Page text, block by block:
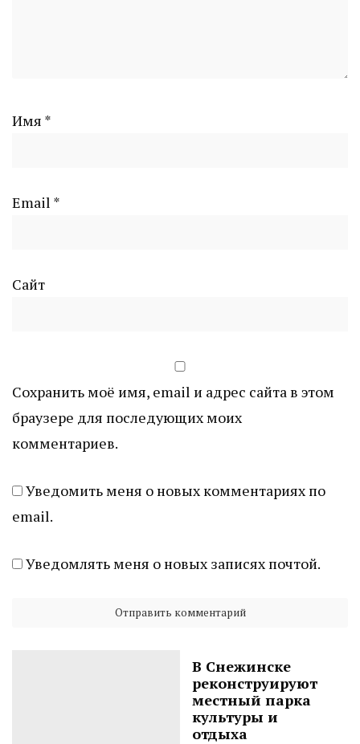
Имя *
Email *
Сайт
Сохранить моё имя, email и адрес сайта в этом
браузере для последующих моих
комментариев.
Уведомить меня о новых комментариях по
email.
Уведомлять меня о новых записях почтой.
В Снежинске
реконструируют
местный парка
культуры и
отдыха